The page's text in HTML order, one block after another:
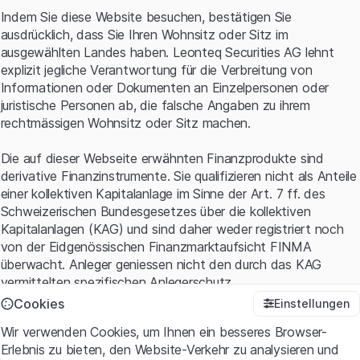
noch ein gutes Stück zu dem im vergangenen Herbst
erreichten Top von knapp USD 44. Damals hatte sich die
US-Regierung bereits an mehreren Unternehmen des
Sektors beteiligt – die Spekulation, wonach auch USA
Rare Earth auf der Einkaufsliste des Weissen Hauses
stehen könnte, trieb den Kurs nach oben.
USA Rare Earth: Aktienkurs (in USD)
20
40
50
Indem Sie diese Website besuchen, bestätigen Sie
ausdrücklich, dass Sie Ihren Wohnsitz oder Sitz im
ausgewählten Landes haben. Leonteq Securities AG lehnt
explizit jegliche Verantwortung für die Verbreitung von
Informationen oder Dokumenten an Einzelpersonen oder
juristische Personen ab, die falsche Angaben zu ihrem
rechtmässigen Wohnsitz oder Sitz machen.
Die auf dieser Webseite erwähnten Finanzprodukte sind
derivative Finanzinstrumente. Sie qualifizieren nicht als Anteile
einer kollektiven Kapitalanlage im Sinne der Art. 7 ff. des
Schweizerischen Bundesgesetzes über die kollektiven
Kapitalanlagen (KAG) und sind daher weder registriert noch
von der Eidgenössischen Finanzmarktaufsicht FINMA
überwacht. Anleger geniessen nicht den durch das KAG
vermittelten spezifischen Anlegerschutz.
Mit dem Zugriff auf diese Website der Leonteq Securities AG
(die "Website") erklären Sie, dass Sie die rechtlichen
Cookies Einstellungen
Wir verwenden Cookies, um Ihnen ein besseres Browser-
Erlebnis zu bieten, den Website-Verkehr zu analysieren und